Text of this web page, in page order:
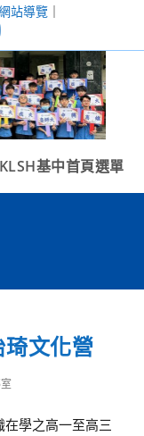
站導覽｜
KLSH基中首頁選單
文化營
學之高一至高三